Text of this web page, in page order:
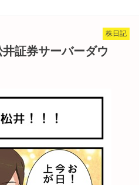
株日記
証券サーバーダウ